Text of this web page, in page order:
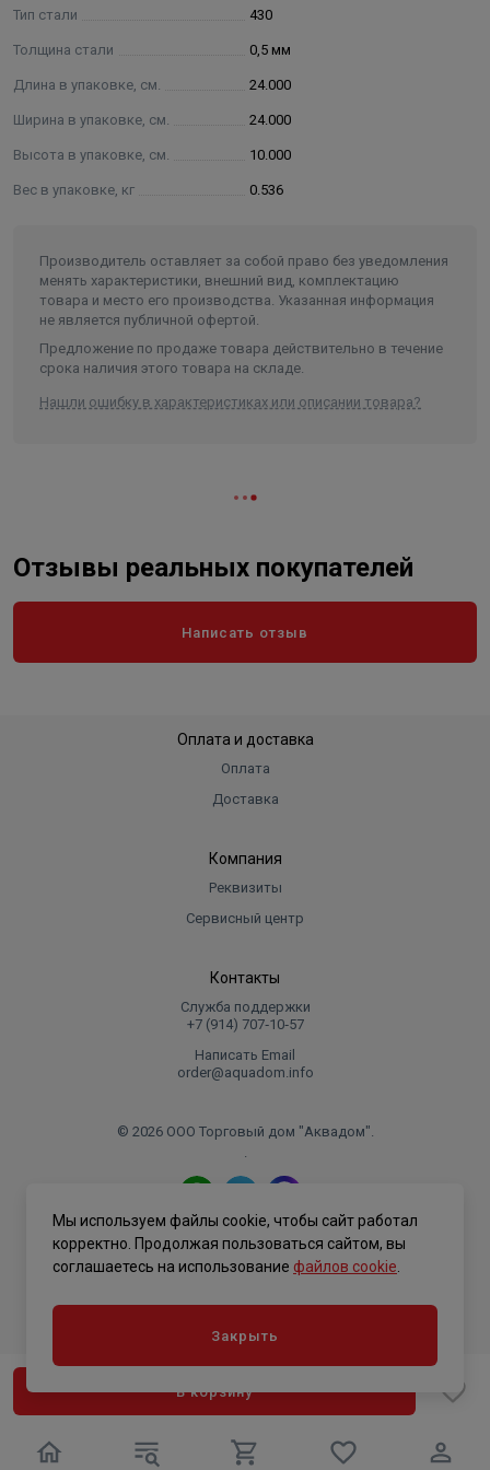
В корзину
Тип стали 430
Толщина стали 0,5 мм
Длина в упаковке, см. 24.000
Ширина в упаковке, см. 24.000
Высота в упаковке, см. 10.000
Вес в упаковке, кг 0.536
Производитель оставляет за собой право без уведомления
менять характеристики, внешний вид, комплектацию
товара и место его производства. Указанная информация
не является публичной офертой.
Предложение по продаже товара действительно в течение
срока наличия этого товара на складе.
Нашли ошибку в характеристиках или описании товара?
Отзывы реальных покупателей
Написать отзыв
Оплата и доставка
Оплата
Доставка
Компания
Реквизиты
Сервисный центр
Контакты
Служба поддержки
+7 (914) 707‑10‑57
Написать Email
order@aquadom.info
© 2026 ООО Торговый дом "Аквадом".
.
Политика конфиденциальности
Мы используем файлы cookie, чтобы сайт работал
корректно. Продолжая пользоваться сайтом, вы
соглашаетесь на использование файлов cookie
Закрыть